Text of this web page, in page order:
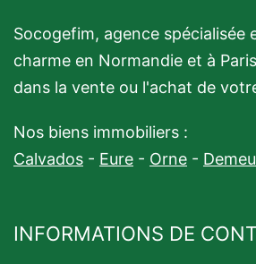
Socogefim, agence spécialisée
charme en Normandie et à
dans la vente ou l'achat de
Nos biens immobiliers :
Calvados - Eure - Orne -
INFORMATIONS DE